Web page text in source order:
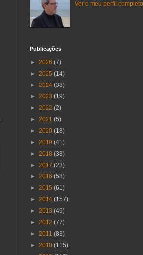
Ver o meu perfil completo
Publicações
► 2026 (7)
► 2025 (14)
► 2024 (38)
► 2023 (19)
► 2022 (2)
► 2021 (5)
► 2020 (18)
► 2019 (41)
► 2018 (38)
► 2017 (23)
► 2016 (58)
► 2015 (61)
► 2014 (157)
► 2013 (49)
► 2012 (77)
► 2011 (83)
► 2010 (115)